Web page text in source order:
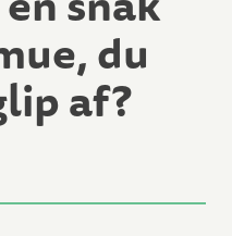
du
af?